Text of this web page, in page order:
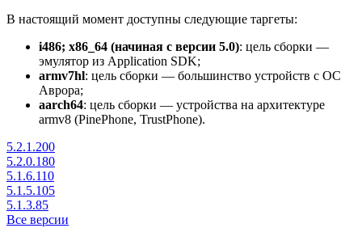
В настоящий момент доступны следующие таргеты:
i486; x86_64 (начиная с версии 5.0): цель сборки —
эмулятор из Application SDK;
armv7hl: цель сборки — большинство устройств с ОС
Аврора;
aarch64: цель сборки — устройства на архитектуре
armv8 (PinePhone, TrustPhone).
5.2.1.200
5.2.0.180
5.1.6.110
5.1.5.105
5.1.3.85
Все версии